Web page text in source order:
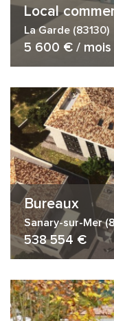
Local
La Garde (83130)
5 600 € / mois
Bureaux
Sanary-sur-Mer
538 554 €